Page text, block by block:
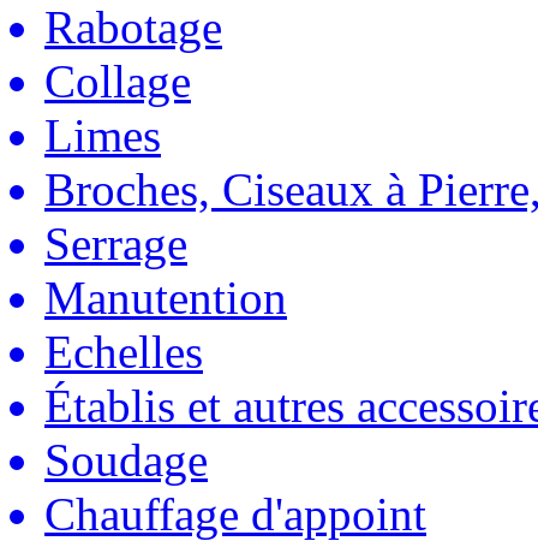
Rabotage
Collage
Limes
Broches, Ciseaux à
Serrage
Manutention
Echelles
Établis et autres
Soudage
Chauffage d'appoint